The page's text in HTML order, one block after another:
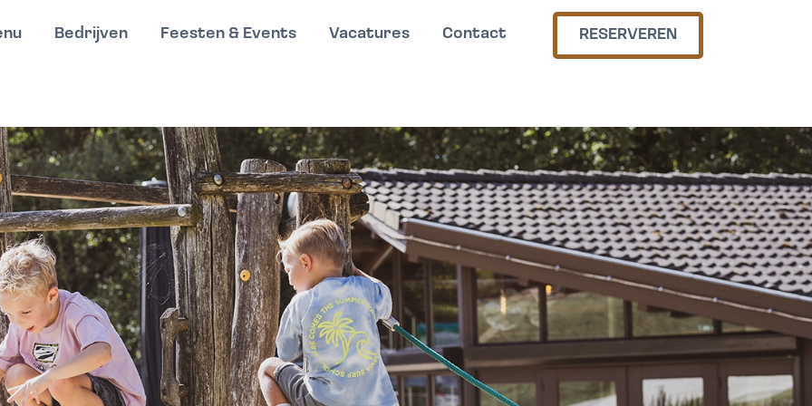
Bedrijven Feesten & Events Vacatures Contact RESERVEREN